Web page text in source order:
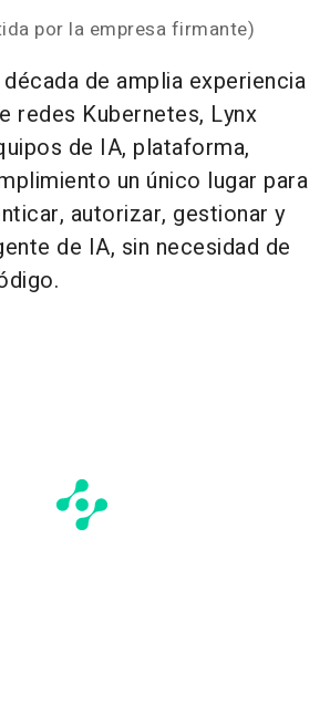
por la empresa firmante)
de amplia experiencia
redes Kubernetes, Lynx
de IA, plataforma,
un único lugar para
autorizar, gestionar y
de IA, sin necesidad de